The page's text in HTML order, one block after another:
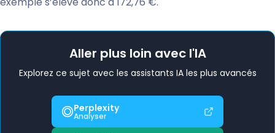
Aller plus loin avec l'IA
Explorez ce sujet avec les assistants IA les plus avancés
Perplexity
Analyser